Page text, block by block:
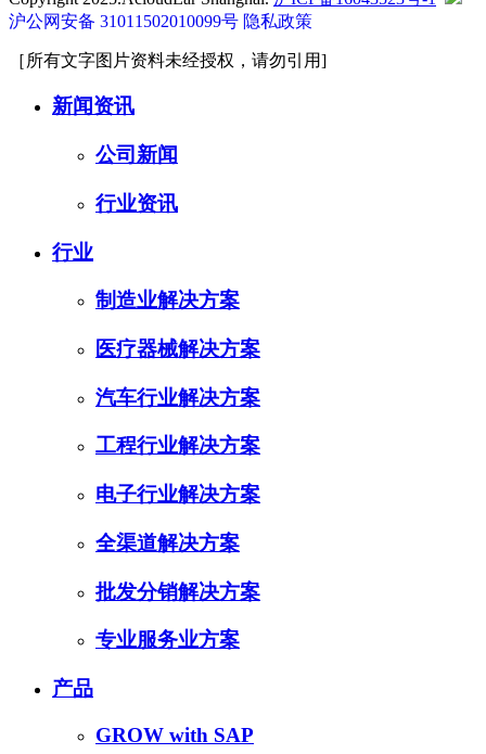
沪公网安备 31011502010099号 隐私政策
［所有文字图片资料未经授权，请勿引用]
新闻资讯
公司新闻
行业资讯
行业
制造业解决方案
医疗器械解决方案
汽车行业解决方案
工程行业解决方案
电子行业解决方案
全渠道解决方案
批发分销解决方案
专业服务业方案
产品
GROW with SAP